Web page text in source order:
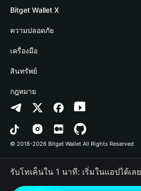
Blog
Academy
ข่าวสารด้านคริปโต
ศูนย์ช่วยเหลือ
ติดต่อเรา
ทรัพยากรข้อมูลของแบรนด์
อาชีพ
Crypto Card
Stablecoin Earn
Payfi Crypto
Crypto Swap API
Altcoin Season Index
Prediction Markets
DApp
RWA
Bitget Wallet X
นักพัฒนา
เชื่อมต่อ Wallet
Bitget Wallet Pay
ลิสต์โปรเจกต์
ความปลอดภัย
Protection Fund
เทคโนโลยีความปลอดภัย
เครื่องมือ
ซื้อคริปโต
การตรวจจับการอนุญาต
การตรวจจับสัญญา
การโอนเป็นชุด
สินทรัพย์
Arbitrum
Avalanche
Bitcoin
Polygon
กฎหมาย
นโยบายความเป็นส่วนตัว
ข้อตกลงในการใช้บริการ
© 2018-2026 Bitget Wallet All Rights Reserved
รับโทเค็นใน 1 นาที: เริ่มในแอปได้เลย